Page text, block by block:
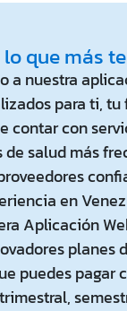
lo que más
a nuestra
para ti,
contar con
salud más
en
Aplicación
planes
puedes pagar